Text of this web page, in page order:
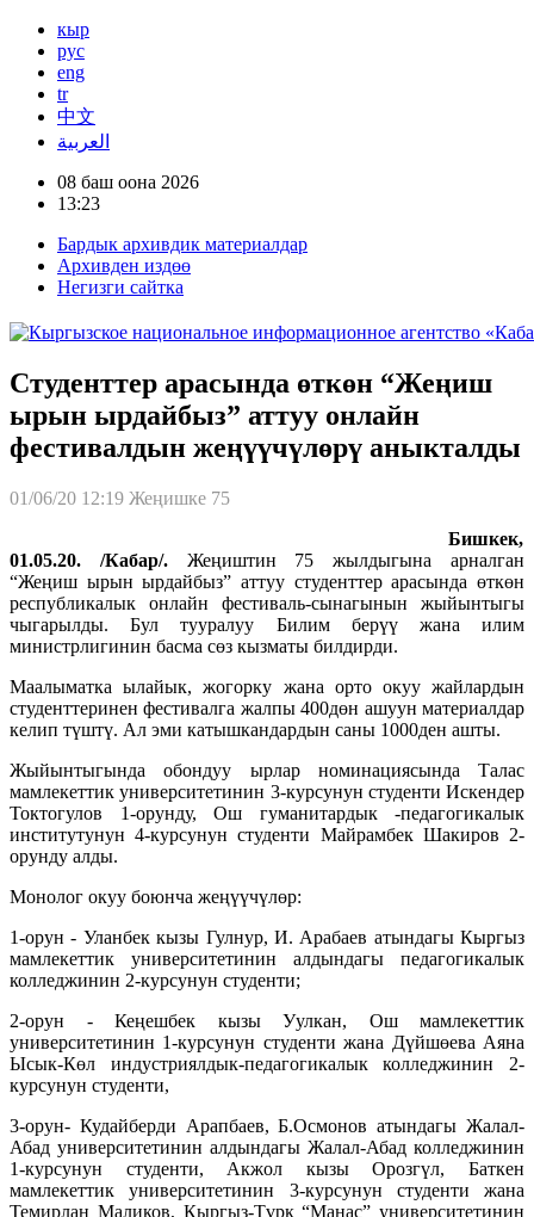
кыр
рус
eng
tr
中文
العربية
08 баш оона 2026
13:23
Бардык архивдик материалдар
Архивден издөө
Негизги сайтка
Студенттер арасында өткөн “Жеңиш
ырын ырдайбыз” аттуу онлайн
фестивалдын жеңүүчүлөрү аныкталды
01/06/20 12:19 Жеңишке 75
Бишкек,
01.05.20. /Кабар/.Жеңиштин 75 жылдыгына арналган
“Жеңиш ырын ырдайбыз” аттуу студенттер арасында өткөн
республикалык онлайн фестиваль-сынагынын жыйынтыгы
чыгарылды. Бул тууралуу Билим берүү жана илим
министрлигинин басма сөз кызматы билдирди.
Маалыматка ылайык, жогорку жана орто окуу жайлардын
студенттеринен фестивалга жалпы 400дөн ашуун материалдар
келип түштү. Ал эми катышкандардын саны 1000ден ашты.
Жыйынтыгында обондуу ырлар номинациясында Талас
мамлекеттик университетинин 3-курсунун студенти Искендер
Токтогулов 1-орунду, Ош гуманитардык -педагогикалык
институтунун 4-курсунун студенти Майрамбек Шакиров 2-
орунду алды.
Монолог окуу боюнча жеңүүчүлөр:
1-орун - Уланбек кызы Гулнур, И. Арабаев атындагы Кыргыз
мамлекеттик университетинин алдындагы педагогикалык
колледжинин 2-курсунун студенти;
2-орун - Кеңешбек кызы Уулкан, Ош мамлекеттик
университетинин 1-курсунун студенти жана Дүйшөева Аяна
Ысык-Көл индустриялдык-педагогикалык колледжинин 2-
курсунун студенти,
3-орун- Кудайберди Арапбаев, Б.Осмонов атындагы Жалал-
Абад университетинин алдындагы Жалал-Абад колледжинин
1-курсунун студенти, Акжол кызы Орозгүл, Баткен
мамлекеттик университетинин 3-курсунун студенти жана
Темирлан Маликов, Кыргыз-Түрк “Манас” университетинин